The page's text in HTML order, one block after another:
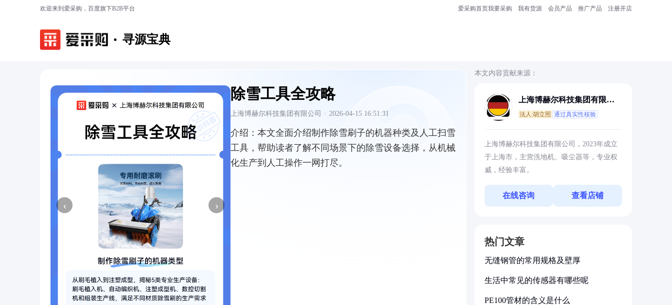
欢迎来到爱采购，百度旗下B2B平台 爱采购首页我要采购 我有货源 会员产品 推广产品 注册开店
寻源宝典
‹ ›
除雪工具全攻略
上海博赫尔科技集团有限公司 · 2026-04-15 16:51:31
介绍： 本文全面介绍制作除雪刷子的机器种类及人工扫雪
工具，帮助读者了解不同场景下的除雪设备选择，从机械
化生产到人工操作一网打尽。
本文内容贡献来源：
上海博赫尔科技集团有限公
法人:胡立照 通过真实性核验
上海博赫尔科技集团有限公司，2023年成立
于上海市，主营洗地机、吸尘器等，专业权
威，经验丰富。
在线咨询 查看店铺
热门文章
无缝钢管的常用规格及壁厚
生活中常见的传感器有哪些呢
PE100管材的含义是什么